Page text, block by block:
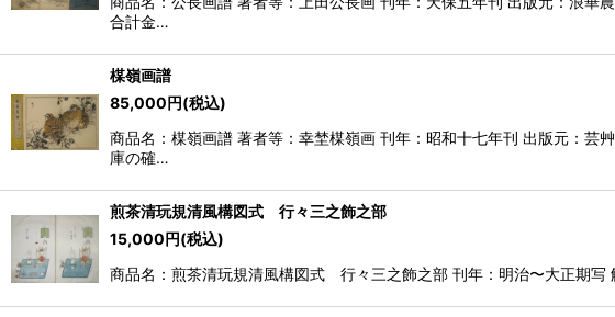
合計金…
楳嶺画譜
85,000円(税込)
商品名：楳嶺画譜 著者等：幸埜楳嶺画 刊年：昭和十七年刊 出版元：
庫の確…
煎茶清玩規清風構図式 行々三之飾之部
15,000円(税込)
商品名：煎茶清玩規清風構図式 行々三之飾之部 刊年：明治〜大正期